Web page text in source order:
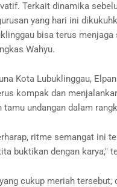
Terkait dinamika
yang hari ini
bisa terus
Wahyu.
Kota Lubuklinggau,
kompak dan
tamu undangan dalam
ritme semangat ini
buktikan dengan karya,"
cukup meriah